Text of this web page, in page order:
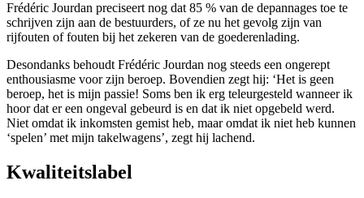
Frédéric Jourdan preciseert nog dat 85 % van de depannages toe te
schrijven zijn aan de bestuurders, of ze nu het gevolg zijn van
rijfouten of fouten bij het zekeren van de goederenlading.
Desondanks behoudt Frédéric Jourdan nog steeds een ongerept
enthousiasme voor zijn beroep. Bovendien zegt hij: ‘Het is geen
beroep, het is mijn passie! Soms ben ik erg teleurgesteld wanneer ik
hoor dat er een ongeval gebeurd is en dat ik niet opgebeld werd.
Niet omdat ik inkomsten gemist heb, maar omdat ik niet heb kunnen
‘spelen’ met mijn takelwagens’, zegt hij lachend.
Kwaliteitslabel